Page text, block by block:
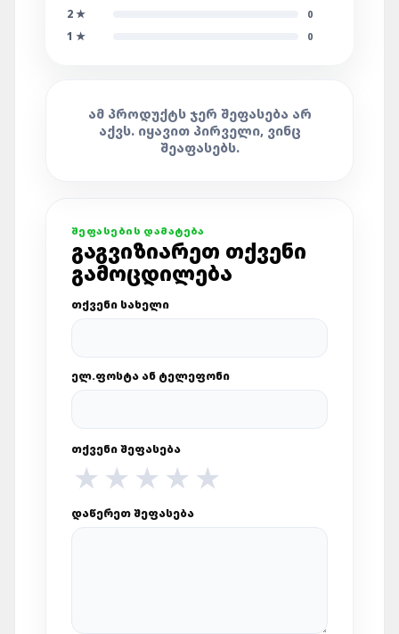
2★ 0
1 ★ 0
ᲐᲛ ᲞᲠᲝᲓᲣᲥᲢᲡ ᲯᲔᲠ ᲨᲔᲤᲐᲡᲔᲑᲐ ᲐᲠ
ᲐᲥᲕᲡ. ᲘᲧᲐᲕᲘᲗ ᲞᲘᲠᲕᲔᲚᲘ, ᲕᲘᲜᲪ
ᲨᲔᲐᲤᲐᲡᲔᲑᲡ.
ᲨᲔᲤᲐᲡᲔᲑᲘᲡ ᲓᲐᲛᲐᲢᲔᲑᲐ
ᲒᲐᲒᲕᲘᲖᲘᲐᲠᲔᲗ ᲗᲥᲕᲔᲜᲘ
ᲒᲐᲛᲝᲪᲓᲘᲚᲔᲑᲐ
ᲗᲥᲕᲔᲜᲘ ᲡᲐᲮᲔᲚᲘ
ᲔᲚ.ᲤᲝᲡᲢᲐ ᲐᲜ ᲢᲔᲚᲔᲤᲝᲜᲘ
ᲗᲥᲕᲔᲜᲘ ᲨᲔᲤᲐᲡᲔᲑᲐ
★ ★ ★ ★ ★
ᲓᲐᲬᲔᲠᲔᲗ ᲨᲔᲤᲐᲡᲔᲑᲐ